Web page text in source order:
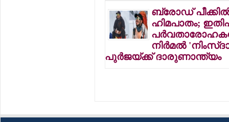
ബ്രോഡ്
ഹിമപാതം;
നിര്‍മല്‍
പുര്‍ജയ്ക്ക് ദാരുണാന്ത്യം